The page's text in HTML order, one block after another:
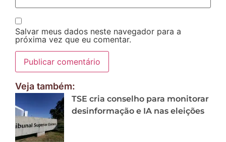
Salvar meus dados neste navegador para a
próxima vez que eu comentar.
Veja também:
TSE cria conselho para monitorar
desinformação e IA nas eleições